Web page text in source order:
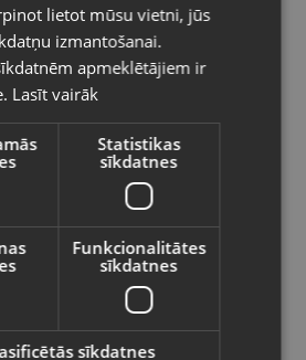
tiks piegādāti uz
būs attēlots izvēlētajā
lietot mūsu vietni, jūs
izmantošanai.
apmeklētājiem ir
Lasīt vairāk
Statistikas
sīkdatnes
Funkcionalitātes
sīkdatnes
sīkdatnes